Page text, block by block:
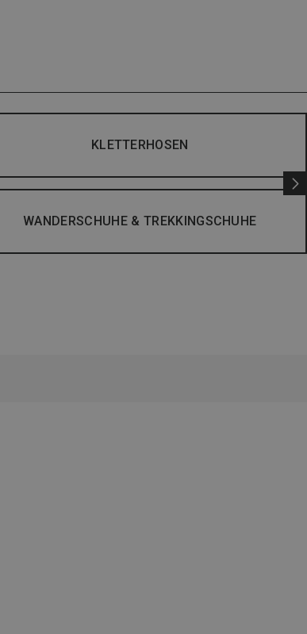
KLETTERHOSEN
WANDERSCHUHE & TREKKINGSCHUHE